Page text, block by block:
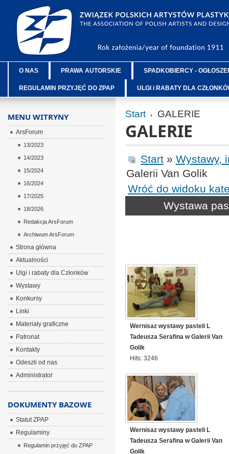
O NAS PRAWA AUTORSKIE SPADKOBIERCY -
REGULAMIN PRZYJĘĆ DO ZPAP ULGI i RABATY DLA
Start GALERIE
GALERIE
Start» Wystawy,
Galerii Van Golik
Wróć do widoku
Wystawa
Wernisaz wystawy pasteli L
Tadeusza Serafina w Galerii Van
Golik
Hits: 3246
Wernisaz wystawy pasteli L
Tadeusza Serafina w Galerii Van
Golik
MENU WITRYNY
ArsForum
13/2023
14/2023
15/2024
16/2024
17/2025
18/2026
Redakcja ArsForum
Archiwum ArsForum
Strona główna
Aktualności
Ulgi i rabaty dla Członków
Wystawy
Konkursy
Linki
Materiały graficzne
Patronat
Kontakty
Odeszli od nas
Administrator
DOKUMENTY BAZOWE
Statut ZPAP
Regulaminy
Regulamin przyjęć do ZPAP